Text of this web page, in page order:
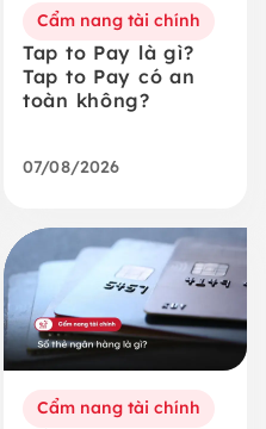
Cẩm nang tài chính
Tap to Pay là gì?
Tap to Pay có an
toàn không?
07/08/2026
Cẩm nang tài chính